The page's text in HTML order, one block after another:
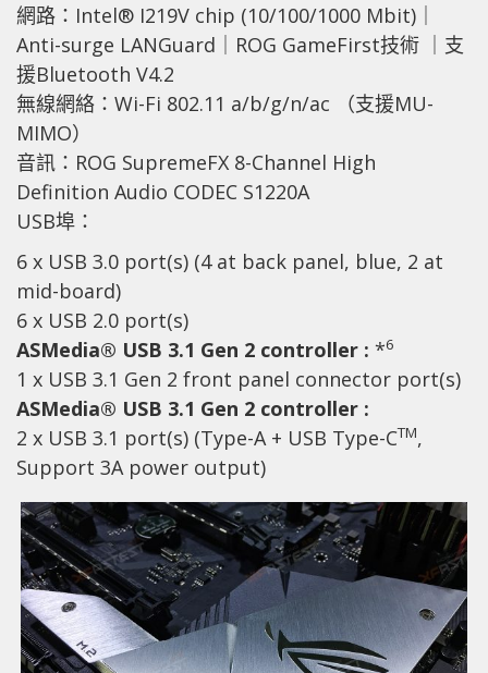
網路：Intel® I219V chip (10/100/1000 Mbit)｜
Anti-surge LANGuard｜ROG GameFirst技術 ｜支
援Bluetooth V4.2
無線網絡：Wi-Fi 802.11 a/b/g/n/ac （支援MU-
MIMO）
音訊：ROG SupremeFX 8-Channel High
Definition Audio CODEC S1220A
USB埠：
6 x USB 3.0 port(s) (4 at back panel, blue, 2 at
mid-board)
6 x USB 2.0 port(s)
ASMedia® USB 3.1 Gen 2 controller : *6
1 x USB 3.1 Gen 2 front panel connector port(s)
ASMedia® USB 3.1 Gen 2 controller :
2 x USB 3.1 port(s) (Type-A + USB Type-CTM,
Support 3A power output)